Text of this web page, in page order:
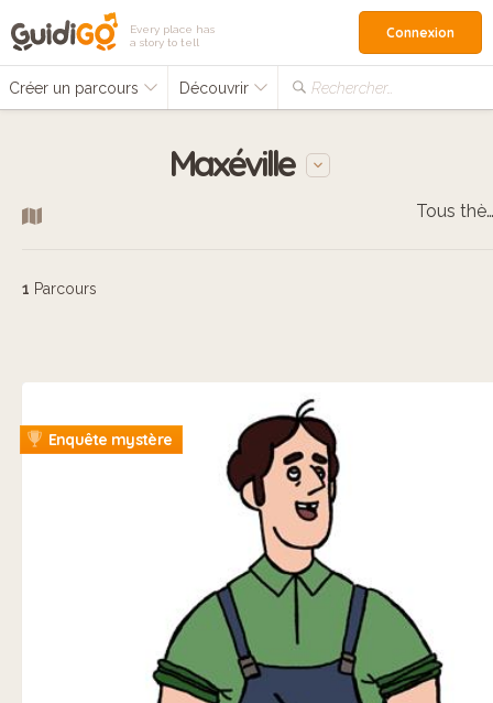
Every place has
a story to tell
Créer un parcours Découvrir Rechercher…
Connexion
Maxéville
Tous thèmes
1 Parcours
Enquête mystère